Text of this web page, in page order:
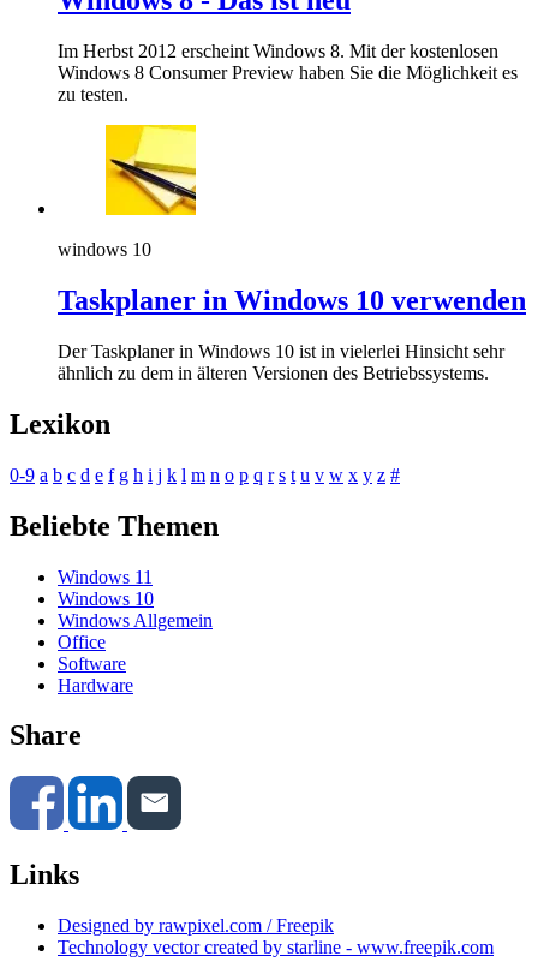
Im Herbst 2012 erscheint Windows 8. Mit der kostenlosen
Windows 8 Consumer Preview haben Sie die Möglichkeit es
zu testen.
windows 10
Taskplaner in Windows 10 verwenden
Der Taskplaner in Windows 10 ist in vielerlei Hinsicht sehr
ähnlich zu dem in älteren Versionen des Betriebssystems.
Lexikon
0-9 a b c d e f g h i j k l m n o p q r s t u v w x y z #
Beliebte Themen
Windows 11
Windows 10
Windows Allgemein
Office
Software
Hardware
Share
Links
Designed by rawpixel.com / Freepik
Technology vector created by starline - www.freepik.com